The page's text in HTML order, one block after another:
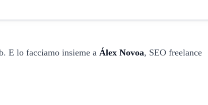
E lo facciamo insieme a Álex Novoa, SEO freelance